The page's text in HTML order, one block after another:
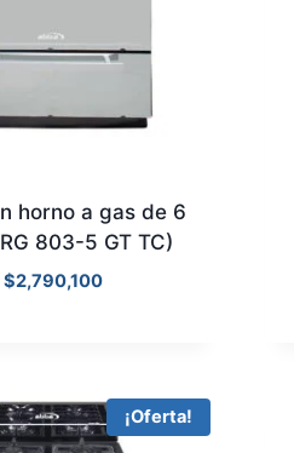
horno a gas de 6
803-5 GT TC)
$2,790,100
¡Oferta!